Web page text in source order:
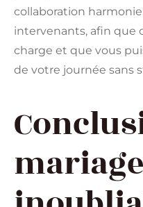
collaboration
intervenants, afin que
charge et que vous
de votre journée sans
mariage